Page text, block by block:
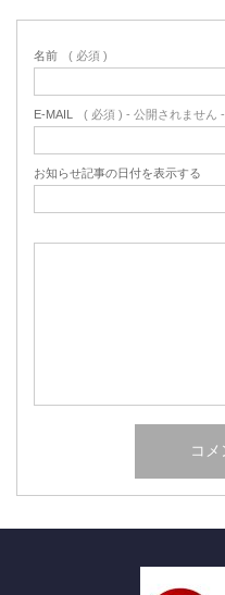
名前 ( 必須 )
E-MAIL ( 必須 ) - 公開されません -
お知らせ記事の日付を表示する